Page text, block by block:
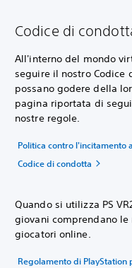
Codice di
All'interno del mondo
seguire il nostro
possano godere della
pagina riportata di
nostre regole.
Politica contro l'incitamento
Codice di condotta
Quando si utilizza PS
giovani comprendano
giocatori online.
Regolamento di